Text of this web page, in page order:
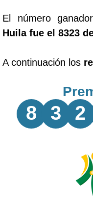
El número
Huila fue el 8323
A continuación los
8 3 2